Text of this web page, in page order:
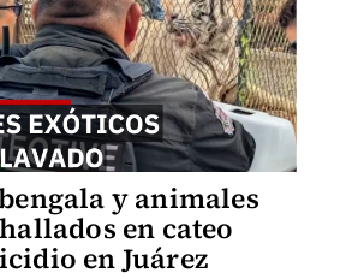
y animales
en cateo
en Juárez